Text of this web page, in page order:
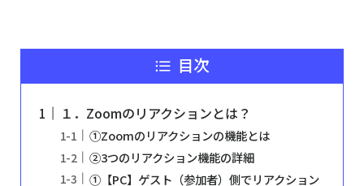
目次
１．Zoomのリアクションとは？
①Zoomのリアクションの機能とは
②3つのリアクション機能の詳細
①【PC】ゲスト（参加者）側でリアクション